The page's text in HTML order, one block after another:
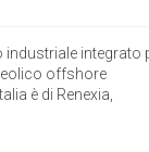
industriale integrato
offshore
è di Renexia,